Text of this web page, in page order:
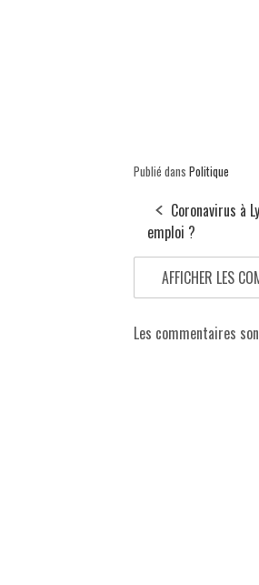
Publié dans Politique
Coronavirus à
emploi ?
AFFICHER LES
Les commentaires